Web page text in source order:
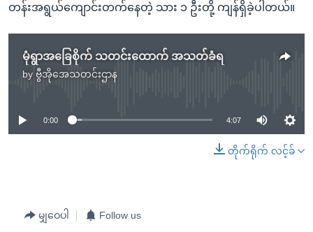
တန်းအရွယ်ကျောင်းတက်နေတဲ့ သား ၁ ဦးတို့ ကျန်ရှိခဲ့ပါတယ်။
မုံရွာအခြေစိုက် သတင်းထောက် အသတ်ခံရ
by ဗွီအိုအေသတင်းဌာန
No media source currently available
0:00 4:07
တိုက်ရိုက် လင့်ခ်
မျှဝေပါ Follow us